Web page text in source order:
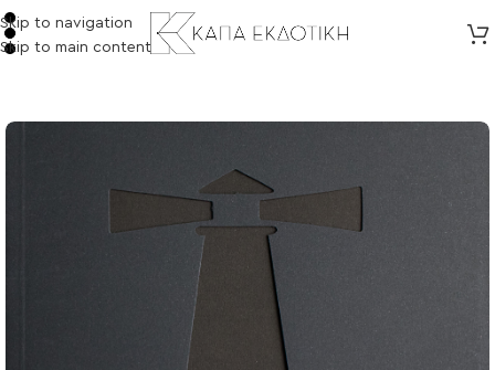
Skip to navigation
Skip to main content